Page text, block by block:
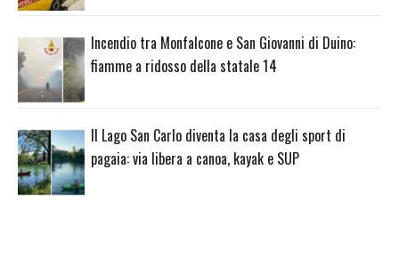
Incendio tra Monfalcone e San Giovanni di Duino:
fiamme a ridosso della statale 14
Il Lago San Carlo diventa la casa degli sport di
pagaia: via libera a canoa, kayak e SUP